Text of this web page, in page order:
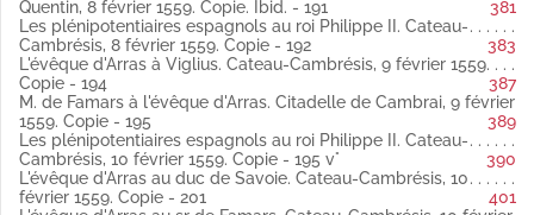
Ibid. La duchesse de Lorraine à l'évêque d'Arras. Douai, 3
décembre 1558.
Copie.
Fol. 148 Le connétable de Montmorency à l'évêque d'Arras.
Lens, 5 décembre 1558 latin
Copie.
Fol. 148 vo Le roi Philippe II à l'évêque d'Arras. Groenendale, 8
décembre 1558 espagnol
Copie
(Publié par Weiss).
Quentin, 8 février 1559. Copie. Ibid. - 191
381
Les plénipotentiaires espagnols au roi Philippe II. Cateau-
Cambrésis, 8 février 1559. Copie - 192
383
L'évêque d'Arras à Viglius. Cateau-Cambrésis, 9 février 1559.
Copie - 194
387
M. de Famars à l'évêque d'Arras. Citadelle de Cambrai, 9 février
1559. Copie - 195
389
Les plénipotentiaires espagnols au roi Philippe II. Cateau-
Cambrésis, 10 février 1559. Copie - 195 v°
390
L'évêque d'Arras au duc de Savoie. Cateau-Cambrésis, 10
février 1559. Copie - 201
401